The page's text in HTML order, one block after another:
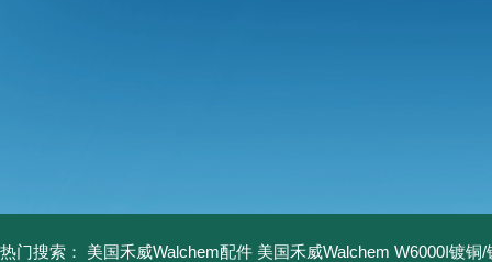
热门搜索： 美国禾威Walchem配件 美国禾威Walchem W6000I镀铜